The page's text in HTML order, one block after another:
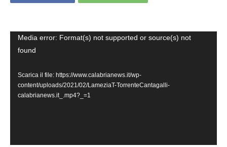
Media error: Format(s) not supported or source(s) not
found
Scarica il file: https://www.calabrianews.it/wp-
content/uploads/2021/02/LameziaT-TorrenteCantagalli-
calabrianews.it_.mp4?_=1